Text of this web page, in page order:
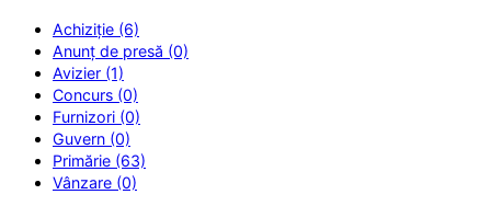
Achiziție (6)
Anunț de presă (0)
Avizier (1)
Concurs (0)
Furnizori (0)
Guvern (0)
Primărie (63)
Vânzare (0)